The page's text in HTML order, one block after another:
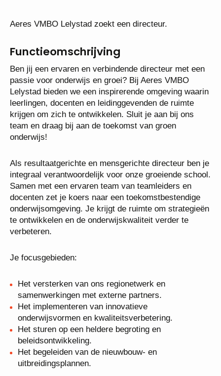
Aeres VMBO Lelystad zoekt een directeur.
Functieomschrijving
Ben jij een ervaren en verbindende directeur met
een passie voor onderwijs en groei? Bij Aeres
VMBO Lelystad bieden we een inspirerende
omgeving waarin leerlingen, docenten en
leidinggevenden de ruimte krijgen om zich te
ontwikkelen. Sluit je aan bij ons team en draag bij
aan de toekomst van groen onderwijs!
Als resultaatgerichte en mensgerichte directeur ben
je integraal verantwoordelijk voor onze groeiende
school. Samen met een ervaren team van
teamleiders en docenten zet je koers naar een
toekomstbestendige onderwijsomgeving. Je krijgt de
ruimte om strategieën te ontwikkelen en de
onderwijskwaliteit verder te verbeteren.
Je focusgebieden:
Het versterken van ons regionetwerk en
samenwerkingen met externe partners.
Het implementeren van innovatieve
onderwijsvormen en kwaliteitsverbetering.
Het sturen op een heldere begroting en
beleidsontwikkeling.
Het begeleiden van de nieuwbouw- en
uitbreidingsplannen.